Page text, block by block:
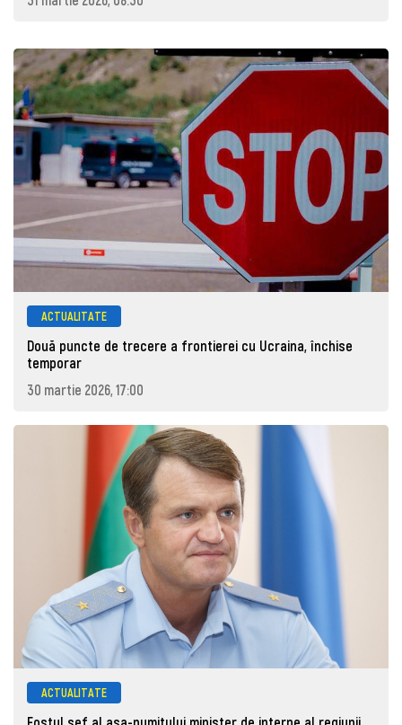
ACTUALITATE
Două puncte de trecere a frontierei cu Ucraina, închise
temporar
30 martie 2026, 17:00
ACTUALITATE